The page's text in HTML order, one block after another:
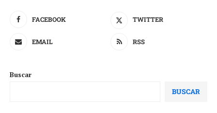
FACEBOOK TWITTER
EMAIL RSS
Buscar
BUSCAR